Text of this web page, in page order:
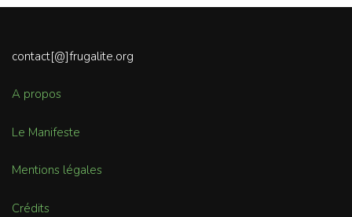
contact[@]frugalite.org
A propos
Le Manifeste
Mentions légales
Crédits